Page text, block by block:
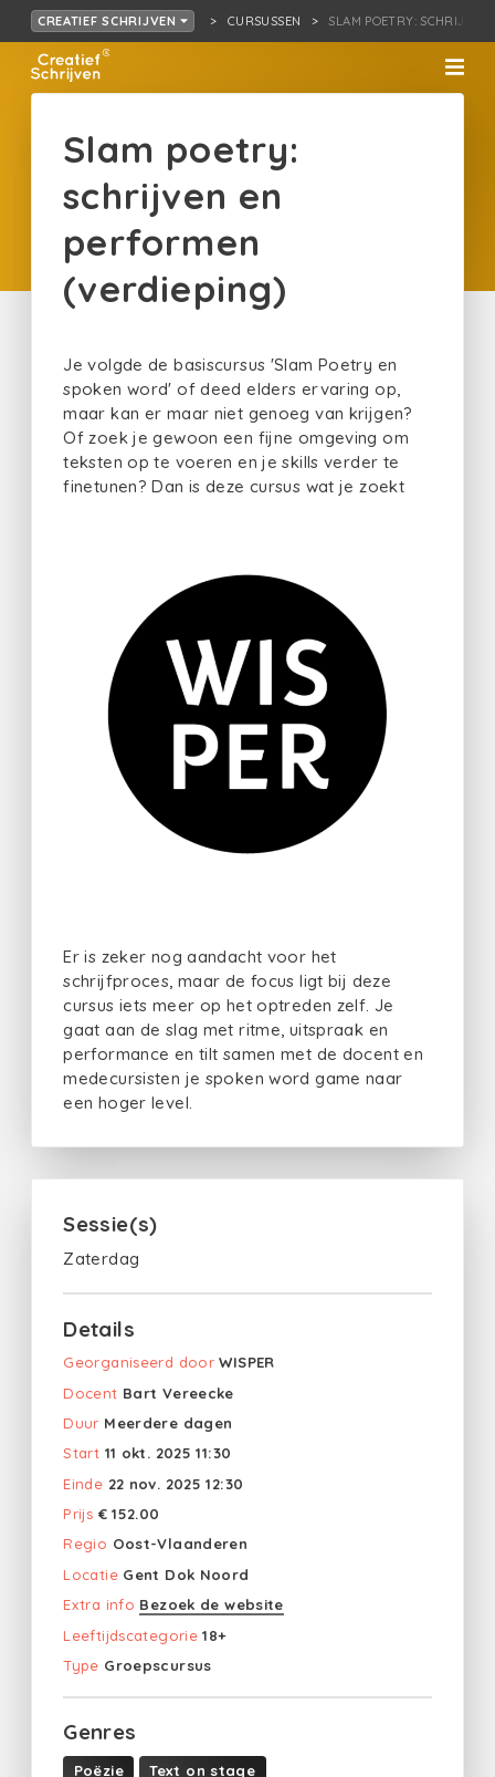
CREATIEF SCHRIJVEN CURSUSSEN SLAM POETRY:
Slam poetry:
schrijven en
performen
(verdieping)
Je volgde de basiscursus 'Slam Poetry en
spoken word' of deed elders ervaring op,
maar kan er maar niet genoeg van krijgen?
Of zoek je gewoon een fijne omgeving om
teksten op te voeren en je skills verder te
finetunen? Dan is deze cursus wat je zoekt
Er is zeker nog aandacht voor het
schrijfproces, maar de focus ligt bij deze
cursus iets meer op het optreden zelf. Je
gaat aan de slag met ritme, uitspraak en
performance en tilt samen met de docent en
medecursisten je spoken word game naar
een hoger level.
Sessie(s)
Zaterdag
Details
Georganiseerd door WISPER
Docent Bart Vereecke
Duur Meerdere dagen
Start 11 okt. 2025 11:30
Einde 22 nov. 2025 12:30
Prijs € 152.00
Regio Oost-Vlaanderen
Locatie Gent Dok Noord
Extra info Bezoek de website
Leeftijdscategorie 18+
Type Groepscursus
Genres
Poëzie Text on stage